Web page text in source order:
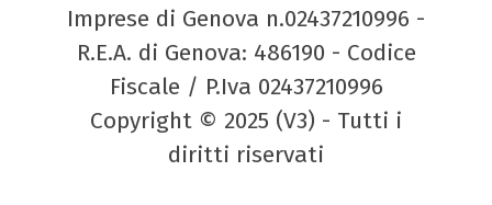
Imprese di Genova n.02437210996 -
R.E.A. di Genova: 486190 - Codice
Fiscale / P.Iva 02437210996
Copyright © 2025 (V3) - Tutti i
diritti riservati